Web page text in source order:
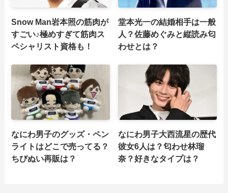
Snow Man岩本照の筋肉が
すごい♪極めすぎて筋肉ス
ペシャリスト資格も！
堂本光一の結婚相手は一般
人？佐藤めぐみと縦読み匂
わせとは？
なにわ男子のグッズ・ペン
ライトはどこで売ってる？
ちびぬい再販は？
なにわ男子大西流星の歴代
彼女6人は？匂わせ林瑠
奈？好きなタイプは？